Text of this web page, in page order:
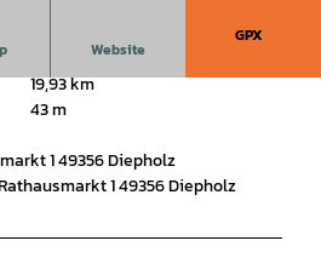
Website
GPX
19,93 km
43 m
1 49356 Diepholz
1 49356 Diepholz